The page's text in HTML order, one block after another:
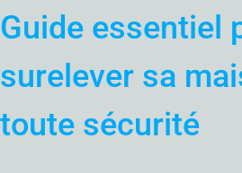
Guide essentiel
surelever sa
toute sécurité